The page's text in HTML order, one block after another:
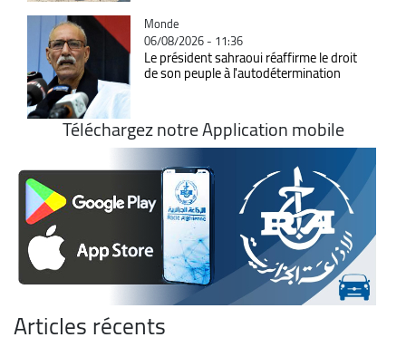
Catégorie
Monde
06/08/2026 - 11:36
Le président sahraoui réaffirme le droit
de son peuple à l'autodétermination
Téléchargez notre Application mobile
Articles récents